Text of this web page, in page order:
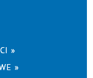
»
»